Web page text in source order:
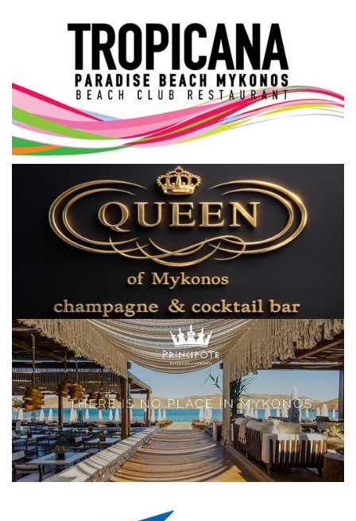
Cost Of Living Crisis
Opinion + Analysis
L’Art des Sens
Local Elections 2023
Γλώσσα
Ελληνικά English